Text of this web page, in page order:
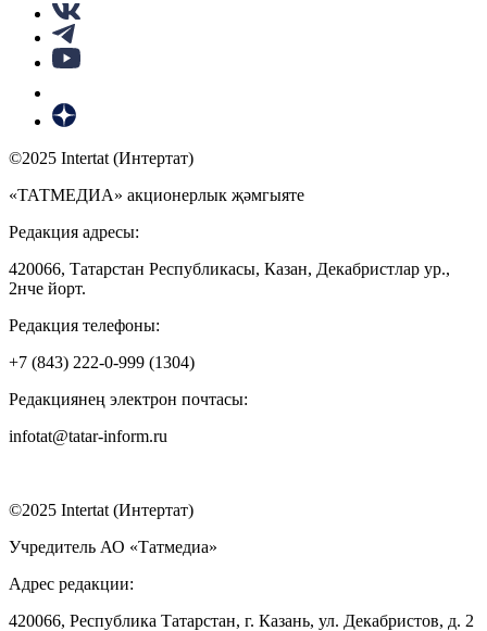
©2025 Intertat (Интертат)
«ТАТМЕДИА» акционерлык җәмгыяте
Редакция адресы:
420066, Татарстан Республикасы, Казан, Декабристлар ур.,
2нче йорт.
Редакция телефоны:
+7 (843) 222-0-999 (1304)
Редакциянең электрон почтасы:
infotat@tatar-inform.ru
©2025 Intertat (Интертат)
Учредитель АО «Татмедиа»
Адрес редакции:
420066, Республика Татарстан, г. Казань, ул. Декабристов, д. 2